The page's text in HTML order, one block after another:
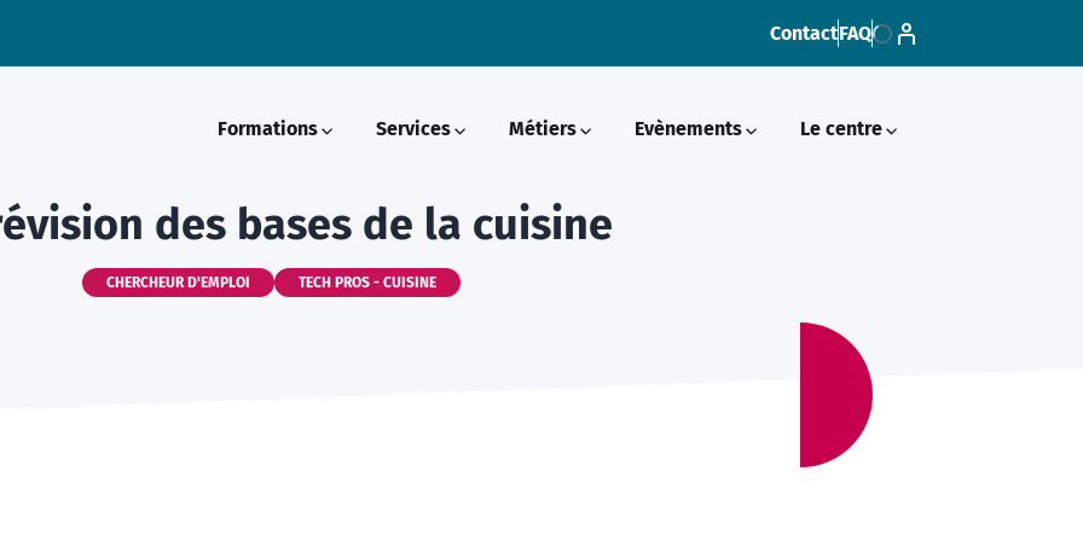
ContactFAQ
Formations Services Métiers Evènements Le centre
des bases de la cuisine
CHERCHEUR D'EMPLOI TECH PROS - CUISINE